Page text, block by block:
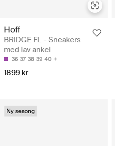
Hoff
BRIDGE FL - Sneakers
med lav ankel
36 37 38 39 40
1899 kr
Ny sesong